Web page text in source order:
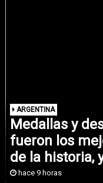
ARGENTINA
Medallas y
fueron los
de la historia,
Argentina
hace 9 horas